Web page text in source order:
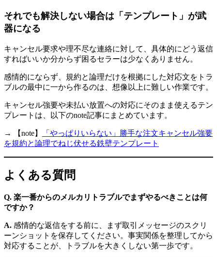
それでも解決しない場合は「テンプレート」が武
器になる
キャンセル要求や理不尽な連絡に対して、具体的にどう返信
すればいいか分からず困るセラーは少なくありません。
感情的にならず、規約と論理だけを根拠にした対応文をトラ
ブルの最中に一から作るのは、想像以上に難しい作業です。
キャンセル強要や未払い放置への対応にそのまま使えるテン
プレートは、以下のnote記事にまとめています。
→ 【note】
「やっぱりいらない」勝手な注文キャンセル強要
を規約と論理でねじ伏せる鉄壁テンプレート
よくある質問
Q. 楽一番からのメルカリトラブルでまずやるべきことは何
ですか？
A. 感情的な返信をする前に、まず取引メッセージのスクリ
ーンショットを保存してください。事実関係を整理してから
対応することが、トラブルを大きくしない第一歩です。